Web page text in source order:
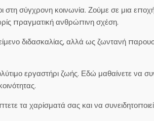
στη σύγχρονη κοινωνία. Ζούμε σε μια
πραγματική ανθρώπινη σχέση.
διδασκαλίας, αλλά ως ζωντανή
εργαστήρι ζωής. Εδώ μαθαίνετε να
τα χαρίσματά σας και να